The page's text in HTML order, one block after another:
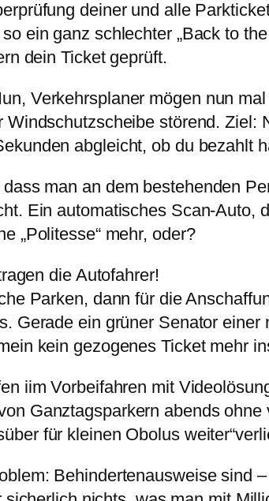
deiner und alle
ein ganz schlechter „Back to
dein Ticket geprüft.
Verkehrsplaner mögen nun
Windschutzscheibe störend.
abgleicht, ob du bezahlt
man an dem bestehenden
Ein automatisches Scan-Auto,
„Politesse“ mehr, oder?
die Autofahrer!
Parken, dann für die
Gerade ein grüner Senator
kein gezogenes Ticket mehr
iim Vorbeifahren mit
Ganztagsparkern abends
für kleinen Obolus
Behindertenausweise sind